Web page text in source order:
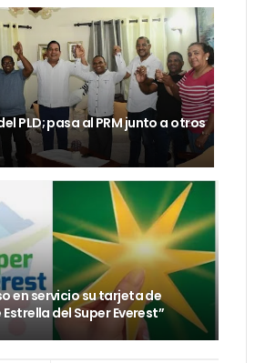
PLD; pasa al PRM junto a otros
en servicio su tarjeta de
del Super Everest”